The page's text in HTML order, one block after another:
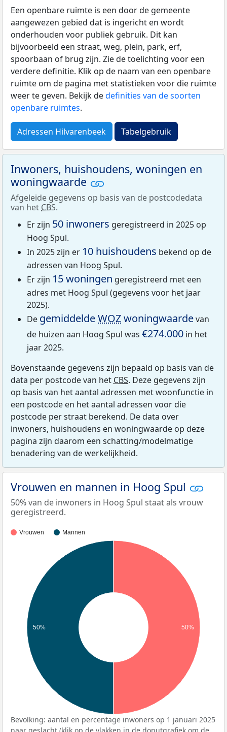
Een openbare ruimte is een door de gemeente
aangewezen gebied dat is ingericht en wordt
onderhouden voor publiek gebruik. Dit kan
bijvoorbeeld een straat, weg, plein, park, erf,
spoorbaan of brug zijn. Zie de toelichting voor een
verdere definitie. Klik op de naam van een openbare
ruimte om de pagina met statistieken voor die ruimte
weer te geven. Bekijk dedefinities van de soorten
openbare ruimtes.
Adressen Hilvarenbeek Tabelgebruik
Inwoners, huishoudens, woningen en
woningwaarde
Afgeleide gegevens op basis van de postcodedata
van het CBS.
Er zijn 50 inwoners geregistreerd in 2025 op
Hoog Spul.
In 2025 zijn er 10 huishoudens bekend op de
adressen van Hoog Spul.
Er zijn 15 woningen geregistreerd met een
adres met Hoog Spul (gegevens voor het jaar
2025).
De gemiddeldeWOZwoningwaardevan
de huizen aan Hoog Spul was €274.000 in het
jaar 2025.
Bovenstaande gegevens zijn bepaald op basis van de
data per postcode van het CBS. Deze gegevens zijn
op basis van het aantal adressen met woonfunctie in
een postcode en het aantal adressen voor die
postcode per straat berekend. De data over
inwoners, huishoudens en woningwaarde op deze
pagina zijn daarom een schatting/modelmatige
benadering van de werkelijkheid.
Vrouwen en mannen in Hoog Spul
50% van de inwoners in Hoog Spul staat als vrouw
geregistreerd.
Vrouwen Mannen
50% 50%
Bevolking: aantal en percentage inwoners op 1 januari 2025